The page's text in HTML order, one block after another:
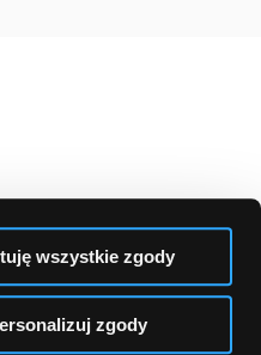
wszystkie zgody
zgody